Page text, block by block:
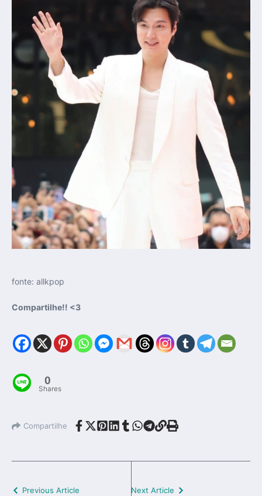
fonte: allkpop
Compartilhe!! <3
0
Shares
Compartilhe
Previous Article Next Article